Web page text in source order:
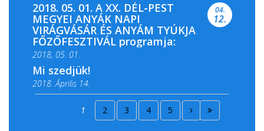
2018. 05. 01. A XX. DÉL-PEST
MEGYEI ANYÁK NAPI
VIRÁGVÁSÁR ÉS ANYÁM TYÚKJA
FŐZŐFESZTIVÁL programja:
2018, 05. 01.
04.
12.
Mi szedjük!
2018. Április 14.
2018. Április 15.
1 2 3 4 5